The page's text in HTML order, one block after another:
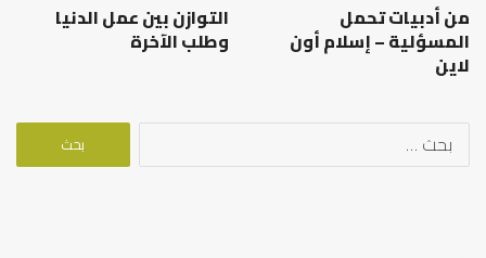
من أدبيات تحمل
المسؤلية – إسلام أون
لاين
التوازن بين عمل الدنيا
وطلب الآخرة
البحث